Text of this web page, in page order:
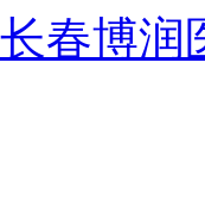
长春博润